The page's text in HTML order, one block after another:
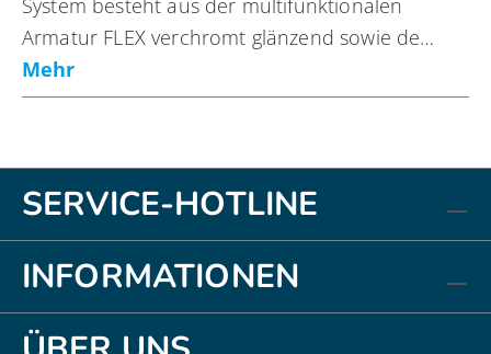
Armatur FLEX verchromt glänzend sowie de…
Mehr
SERVICE-HOTLINE
INFORMATIONEN